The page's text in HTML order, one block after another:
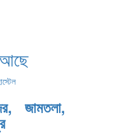
আছে
জামতলা,